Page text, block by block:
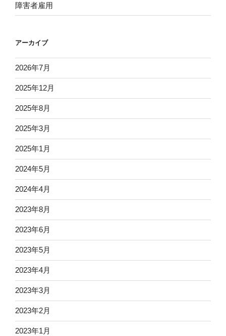
障害者雇用
アーカイブ
2026年7月
2025年12月
2025年8月
2025年3月
2025年1月
2024年5月
2024年4月
2023年8月
2023年6月
2023年5月
2023年4月
2023年3月
2023年2月
2023年1月